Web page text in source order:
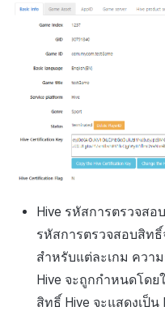
Hive รหัสการตรวจสอ
รหัสการตรวจสอบสิท
สำหรับแต่ละเกม ควา
Hive จะถูกกำหนดโด
สิทธิ์ Hive จะแสดงเป็น